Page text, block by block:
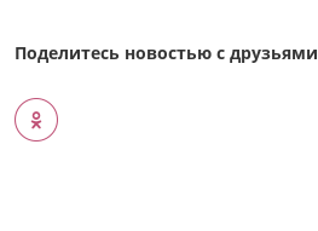
Поделитесь новостью с друзьями